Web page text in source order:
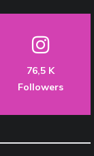
76,5 K
Followers